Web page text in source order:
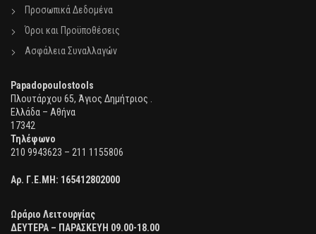
Προσωπικά Δεδομένα
Όροι και Προϋποθέσεις
Ασφάλεια Συναλλαγών
Papadopoulostools
Πλουτάρχου 65, Άγιος Δημήτριος .
Ελλάδα – Αθήνα
17342
Τηλέφωνο
210 9943623 – 211 1155806
Αρ. Γ.Ε.ΜΗ: 165412802000
Ωράριο Λειτουργίας
ΔΕΥΤΕΡΑ – ΠΑΡΑΣΚΕΥΗ 09.00-18.00